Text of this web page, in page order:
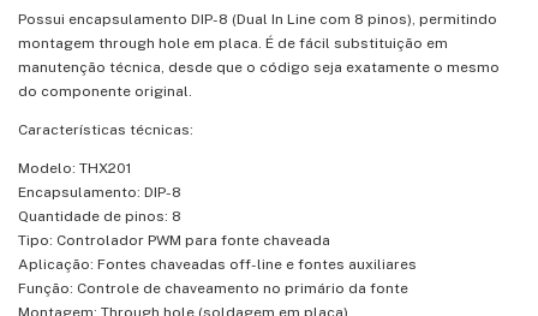
Possui encapsulamento DIP-8 (Dual In Line com 8 pinos), permitindo
montagem through hole em placa. É de fácil substituição em
manutenção técnica, desde que o código seja exatamente o mesmo
do componente original.
Características técnicas:
Modelo: THX201
Encapsulamento: DIP-8
Quantidade de pinos: 8
Tipo: Controlador PWM para fonte chaveada
Aplicação: Fontes chaveadas off-line e fontes auxiliares
Função: Controle de chaveamento no primário da fonte
Montagem: Through hole (soldagem em placa)